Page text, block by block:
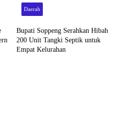
Daerah
Bupati Soppeng Serahkan Hibah
200 Unit Tangki Septik untuk
Empat Kelurahan